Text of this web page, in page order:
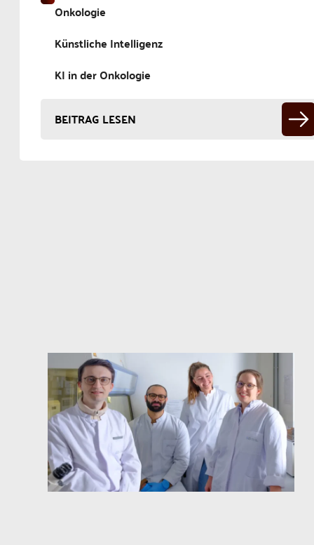
Onkologie
Künstliche Intelligenz
KI in der Onkologie
BEITRAG LESEN